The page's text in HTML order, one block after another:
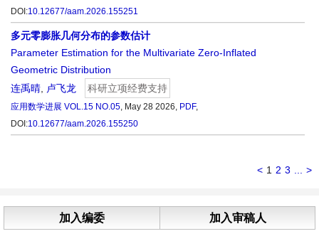
DOI:10.12677/aam.2026.155251
多元零膨胀几何分布的参数估计
Parameter Estimation for the Multivariate Zero-Inflated
Geometric Distribution
连禹晴
卢飞龙 科研立项经费支持
应用数学进展 VOL.15 NO.05 , May 28 2026, PDF,
DOI:10.12677/aam.2026.155250
< 1 2 3 >
加入编委 加入审稿人